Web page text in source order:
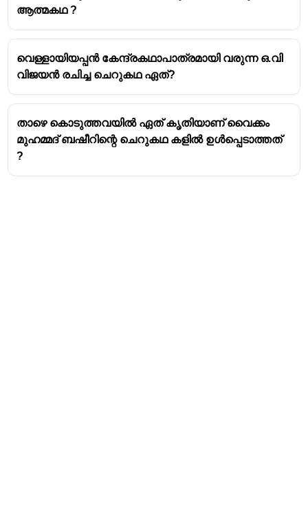
ആത്മകഥ ?
വെള്ളായിയപ്പൻ കേന്ദ്രകഥാപാത്രമായി വരുന്ന ഒ.വി
വിജയൻ രചിച്ച ചെറുകഥ ഏത്?
താഴെ കൊടുത്തവയിൽ ഏത് കൃതിയാണ് വൈക്കം
മുഹമ്മദ് ബഷീറിന്റെ ചെറുകഥ കളിൽ ഉൾപ്പെടാത്തത്
?